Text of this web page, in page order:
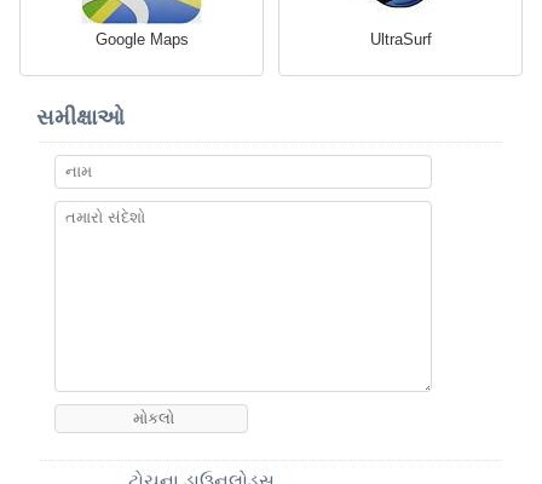
Google Maps UltraSurf
સમીક્ષાઓ